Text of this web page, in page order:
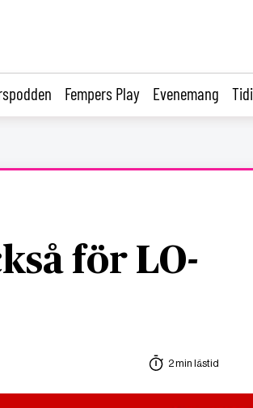
Fempers Play Evenemang
för LO-
2 min lästid